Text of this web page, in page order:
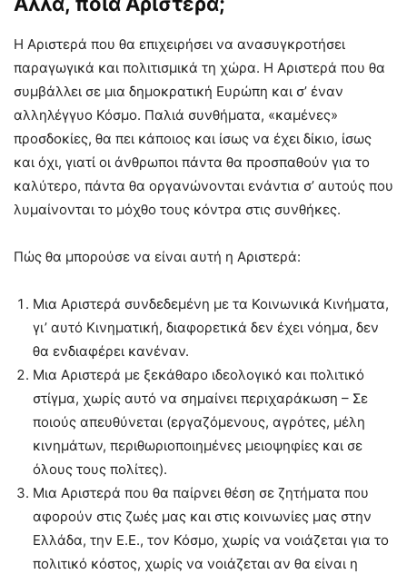
Η Αριστερά που θα επιχειρήσει να ανασυγκροτήσει
παραγωγικά και πολιτισμικά τη χώρα. Η Αριστερά που θα
συμβάλλει σε μια δημοκρατική Ευρώπη και σ’ έναν
αλληλέγγυο Κόσμο. Παλιά συνθήματα, «καμένες»
προσδοκίες, θα πει κάποιος και ίσως να έχει δίκιο, ίσως
και όχι, γιατί οι άνθρωποι πάντα θα προσπαθούν για το
καλύτερο, πάντα θα οργανώνονται ενάντια σ’ αυτούς που
λυμαίνονται το μόχθο τους κόντρα στις συνθήκες.
Πώς θα μπορούσε να είναι αυτή η Αριστερά:
Μια Αριστερά συνδεδεμένη με τα Κοινωνικά Κινήματα,
γι’ αυτό Κινηματική, διαφορετικά δεν έχει νόημα, δεν
θα ενδιαφέρει κανέναν.
Μια Αριστερά με ξεκάθαρο ιδεολογικό και πολιτικό
στίγμα, χωρίς αυτό να σημαίνει περιχαράκωση – Σε
ποιούς απευθύνεται (εργαζόμενους, αγρότες, μέλη
κινημάτων, περιθωριοποιημένες μειοψηφίες και σε
όλους τους πολίτες).
Μια Αριστερά που θα παίρνει θέση σε ζητήματα που
αφορούν στις ζωές μας και στις κοινωνίες μας στην
Ελλάδα, την Ε.Ε., τον Κόσμο, χωρίς να νοιάζεται για το
πολιτικό κόστος, χωρίς να νοιάζεται αν θα είναι η